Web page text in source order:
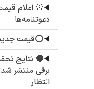
◀️🚨 اعلام
دعوتنامه‌ها
◀️⭕️قیمت
◀️🔴 نتایج
برقی منتشر
انتظار